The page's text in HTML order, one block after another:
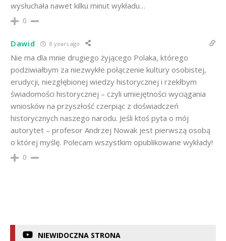
wysłuchała nawet kilku minut wykładu…
0
Dawid 8 years ago
Nie ma dla mnie drugiego żyjącego Polaka, którego
podziwiałbym za niezwykłe połączenie kultury osobistej,
erudycji, niezgłębionej wiedzy historycznej i rzekłbym
świadomości historycznej – czyli umiejętności wyciągania
wniosków na przyszłość czerpiąc z doświadczeń
historycznych naszego narodu. Jeśli ktoś pyta o mój
autorytet – profesor Andrzej Nowak jest pierwszą osobą
o której myślę. Polecam wszystkim opublikowane wykłady!
0
NIEWIDOCZNA STRONA